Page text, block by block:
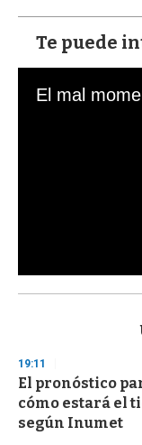
Te puede
s
d
s
o
f
3
19:11
El pronóstico
cómo estará el
según Inumet